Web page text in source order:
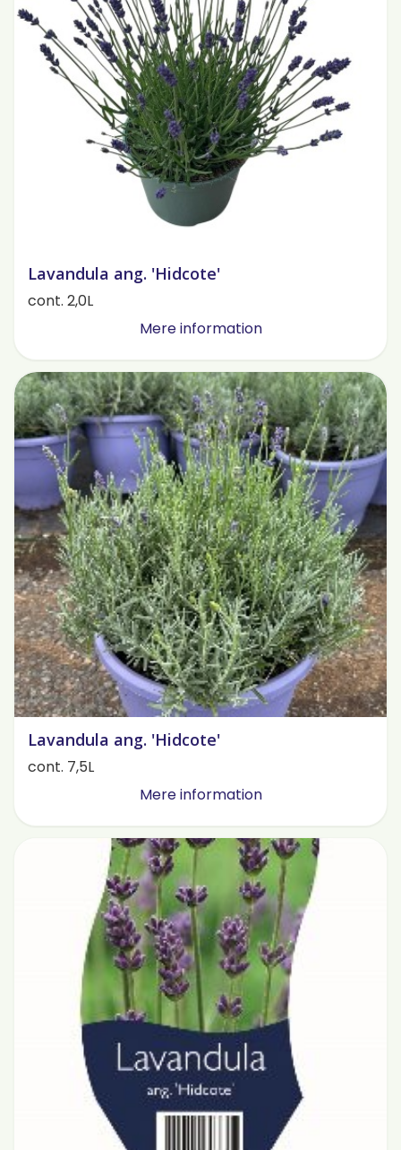
Lavandula ang. 'Hidcote'
cont. 2,0L
Mere information
Lavandula ang. 'Hidcote'
cont. 7,5L
Mere information